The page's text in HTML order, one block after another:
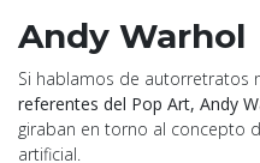
Andy Warhol
Si hablamos de autorretratos
referentes del Pop Art, Andy
giraban en torno al concepto
artificial.